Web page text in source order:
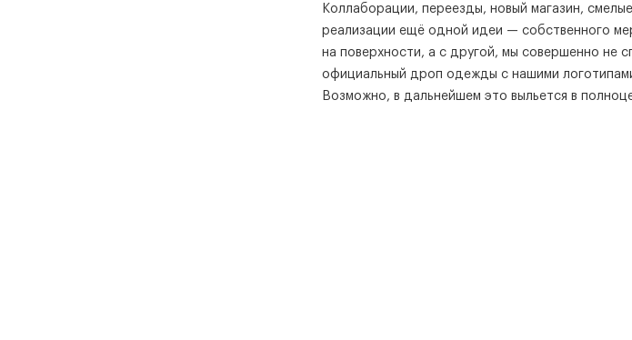
Коллаборации, переезды, новый магазин,
реализации ещё одной идеи — собственного
на поверхности, а с другой, мы совершенно не
официальный дроп одежды с нашими
Возможно, в дальнейшем это выльется в